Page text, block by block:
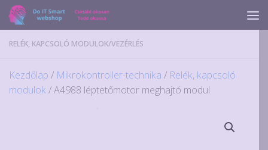
Skip to content
RELÉK, KAPCSOLÓ MODULOK/VEZÉRLÉS
Kezdőlap / Mikrokontroller-technika / Relék, kapcsoló
modulok / A4988 léptetőmotor meghajtó modul